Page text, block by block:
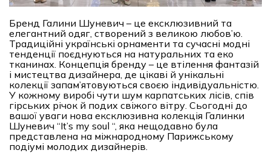
Бренд Галини Шуневич – це ексклюзивний та
елегантний одяг, створений з великою любов’ю.
Традиційні українські орнаменти та сучасні модні
тенденції поєднуються на натуральних та еко
тканинах. Концепція бренду – це втілення фантазій
і мистецтва дизайнера, де цікаві й унікальні
колекції запам’ятовуються своєю індивідуальністю.
У кожному виробі чути шум карпатських лісів, спів
гірських річок й подих свіжого вітру. Сьогодні до
вашої уваги нова ексклюзивна колекція Галинки
Шуневич “It’s my soul “, яка нещодавно була
представлена на міжнародному Парижському
подіумі молодих дизайнерів.